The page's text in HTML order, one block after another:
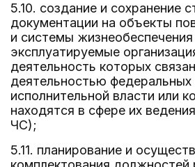
5.10. создание и сохранение
документации на объекты
и системы жизнеобеспечения
эксплуатируемые
деятельность которых
деятельностью федеральных
исполнительной власти или
находятся в сфере их
ЧС);
5.11. планирование и